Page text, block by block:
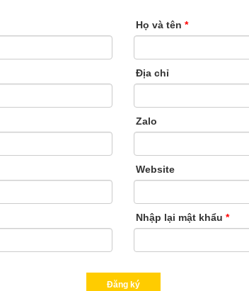
Họ và tên *
Địa chỉ
Zalo
Website
Nhập lại mật khẩu *
Đăng ký